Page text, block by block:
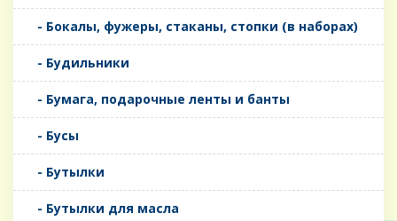
- Бокалы, фужеры, стаканы, стопки (в наборах)
- Будильники
- Бумага, подарочные ленты и банты
- Бусы
- Бутылки
- Бутылки для масла